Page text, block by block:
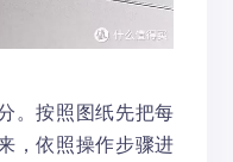
。按照图纸先把每
，依照操作步骤进